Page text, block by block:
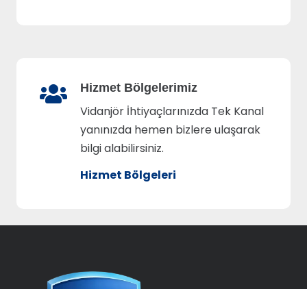
Hizmet Bölgelerimiz
Vidanjör İhtiyaçlarınızda Tek Kanal
yanınızda hemen bizlere ulaşarak
bilgi alabilirsiniz.
Hizmet Bölgeleri